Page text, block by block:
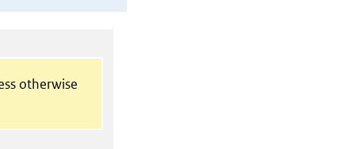
otherwise